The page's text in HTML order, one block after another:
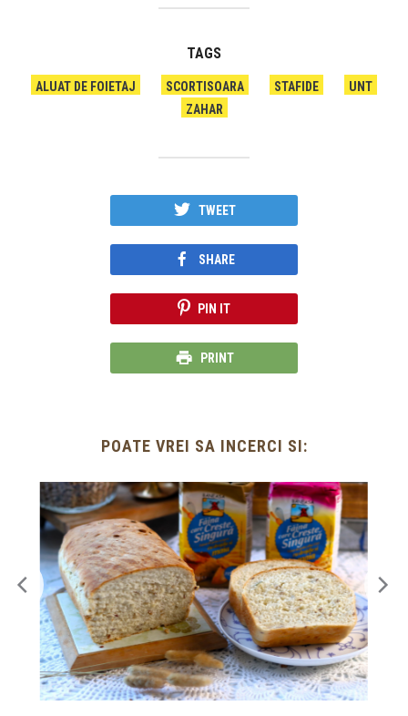
TAGS
ALUAT DE FOIETAJ SCORTISOARA STAFIDE
UNT
ZAHAR
TWEET
SHARE
PIN IT
PRINT
POATE VREI SA INCERCI SI: